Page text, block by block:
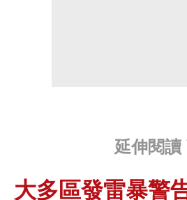
延伸閱讀
大多區發雷暴